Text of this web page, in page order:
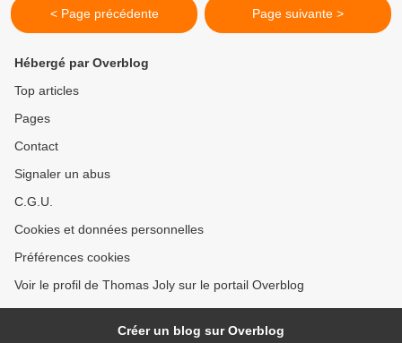
< Page précédente Page suivante >
Hébergé par Overblog
Top articles
Pages
Contact
Signaler un abus
C.G.U.
Cookies et données personnelles
Préférences cookies
Voir le profil de Thomas Joly sur le portail Overblog
Créer un blog sur Overblog